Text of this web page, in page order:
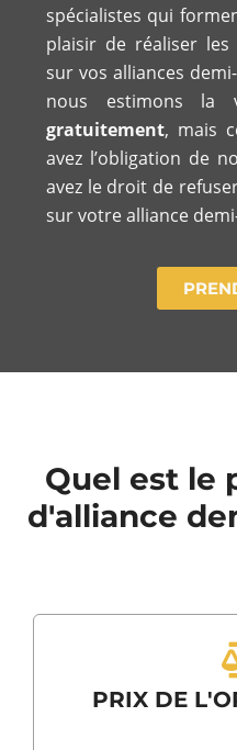
spécialistes qui
plaisir de réaliser les
sur vos alliances
nous estimons la
gratuitement, mais
avez l’obligation de
avez le droit de
sur votre alliance
Quel est le
d'alliance
PRIX DE